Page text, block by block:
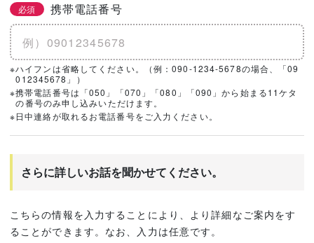
必須 携帯電話番号
※ハイフンは省略してください。（例：090-1234-5678の場合、「09
012345678」）
※携帯電話番号は「050」「070」「080」「090」から始まる11ケタ
の番号のみ申し込みいただけます。
※日中連絡が取れるお電話番号をご入力ください。
さらに詳しいお話を聞かせてください。
こちらの情報を入力することにより、より詳細なご案内をす
ることができます。なお、入力は任意です。